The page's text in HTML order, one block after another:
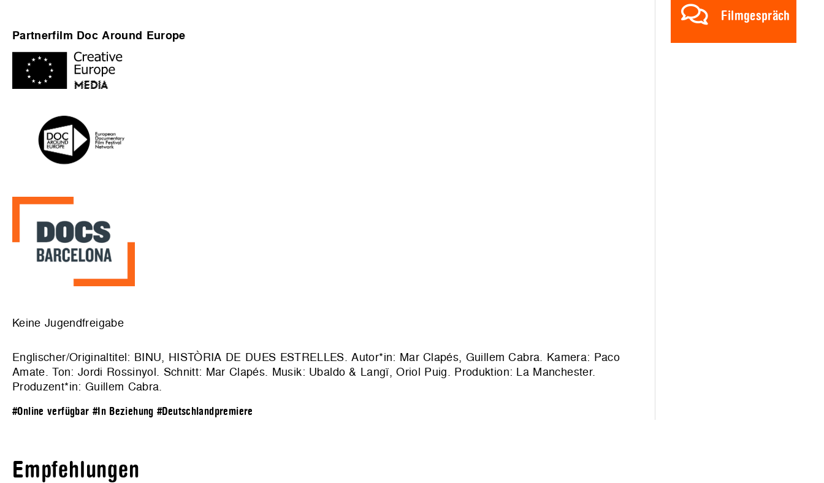
Partnerfilm Doc Around Europe
Keine Jugendfreigabe
Englischer/Originaltitel: BINU, HISTÒRIA DE DUES ESTRELLES. Autor*in: Mar Clapés, Guillem Cabra. Kamera: Paco
Amate. Ton: Jordi Rossinyol. Schnitt: Mar Clapés. Musik: Ubaldo & Langï, Oriol Puig. Produktion: La Manchester.
Produzent*in: Guillem Cabra.
#Online verfügbar #In Beziehung #Deutschlandpremiere
Filmgespräch
Empfehlungen